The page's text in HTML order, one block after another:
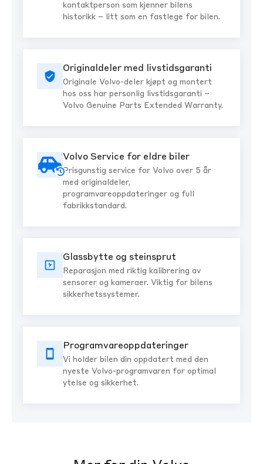
kontaktperson som kjenner bilens
historikk – litt som en fastlege for bilen.
Originaldeler med livstidsgaranti
Originale Volvo-deler kjøpt og montert
hos oss har personlig livstidsgaranti –
Volvo Genuine Parts Extended Warranty.
Volvo Service for eldre biler
Prisgunstig service for Volvo over 5 år
med originaldeler,
programvareoppdateringer og full
fabrikkstandard.
Glassbytte og steinsprut
Reparasjon med riktig kalibrering av
sensorer og kameraer. Viktig for bilens
sikkerhetssystemer.
Programvareoppdateringer
Vi holder bilen din oppdatert med den
nyeste Volvo-programvaren for optimal
ytelse og sikkerhet.